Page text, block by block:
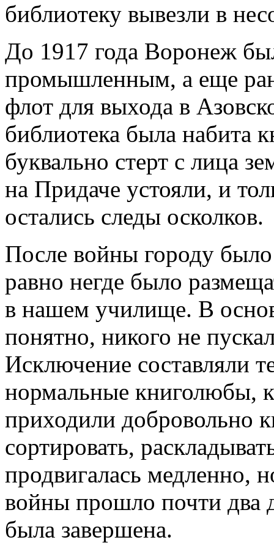
библиотеку вывезли в
До 1917 года Воронеж
промышленным, а еще
флот для выхода в
библиотека была набита
буквально стерт с лица
на Придаче устояли, и
остались следы осколков.
После войны городу
равно негде было
в нашем училище. В
понятно, никого не
Исключение составляли
нормальные книголюбы,
приходили добровольно
сортировать,
продвигалась медленно,
войны прошло почти два
была завершена.